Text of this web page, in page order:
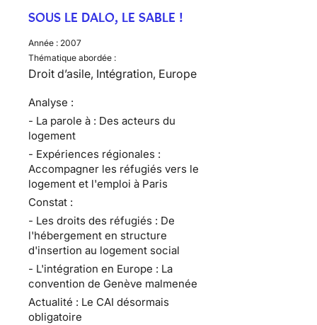
SOUS LE DALO, LE SABLE !
Année : 2007
Thématique abordée :
Droit d’asile, Intégration, Europe
Analyse :
- La parole à : Des acteurs du
logement
- Expériences régionales :
Accompagner les réfugiés vers le
logement et l'emploi à Paris
Constat :
- Les droits des réfugiés : De
l'hébergement en structure
d'insertion au logement social
- L'intégration en Europe : La
convention de Genève malmenée
Actualité : Le CAI désormais
obligatoire